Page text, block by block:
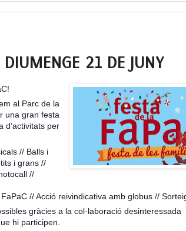
21 DE JUNY
al Parc de la
una gran festa
d’activitats per
// Balls i
i grans //
//
// Acció reivindicativa amb globus //
gràcies a la col·laboració desinteressada
hi participen.